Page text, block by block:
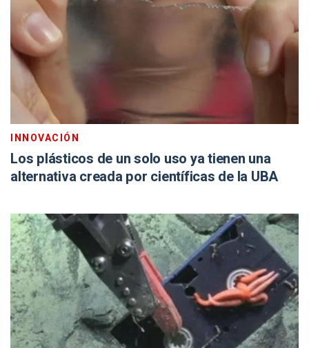
INNOVACIÓN
Los plásticos de un solo uso ya tienen una
alternativa creada por científicas de la UBA